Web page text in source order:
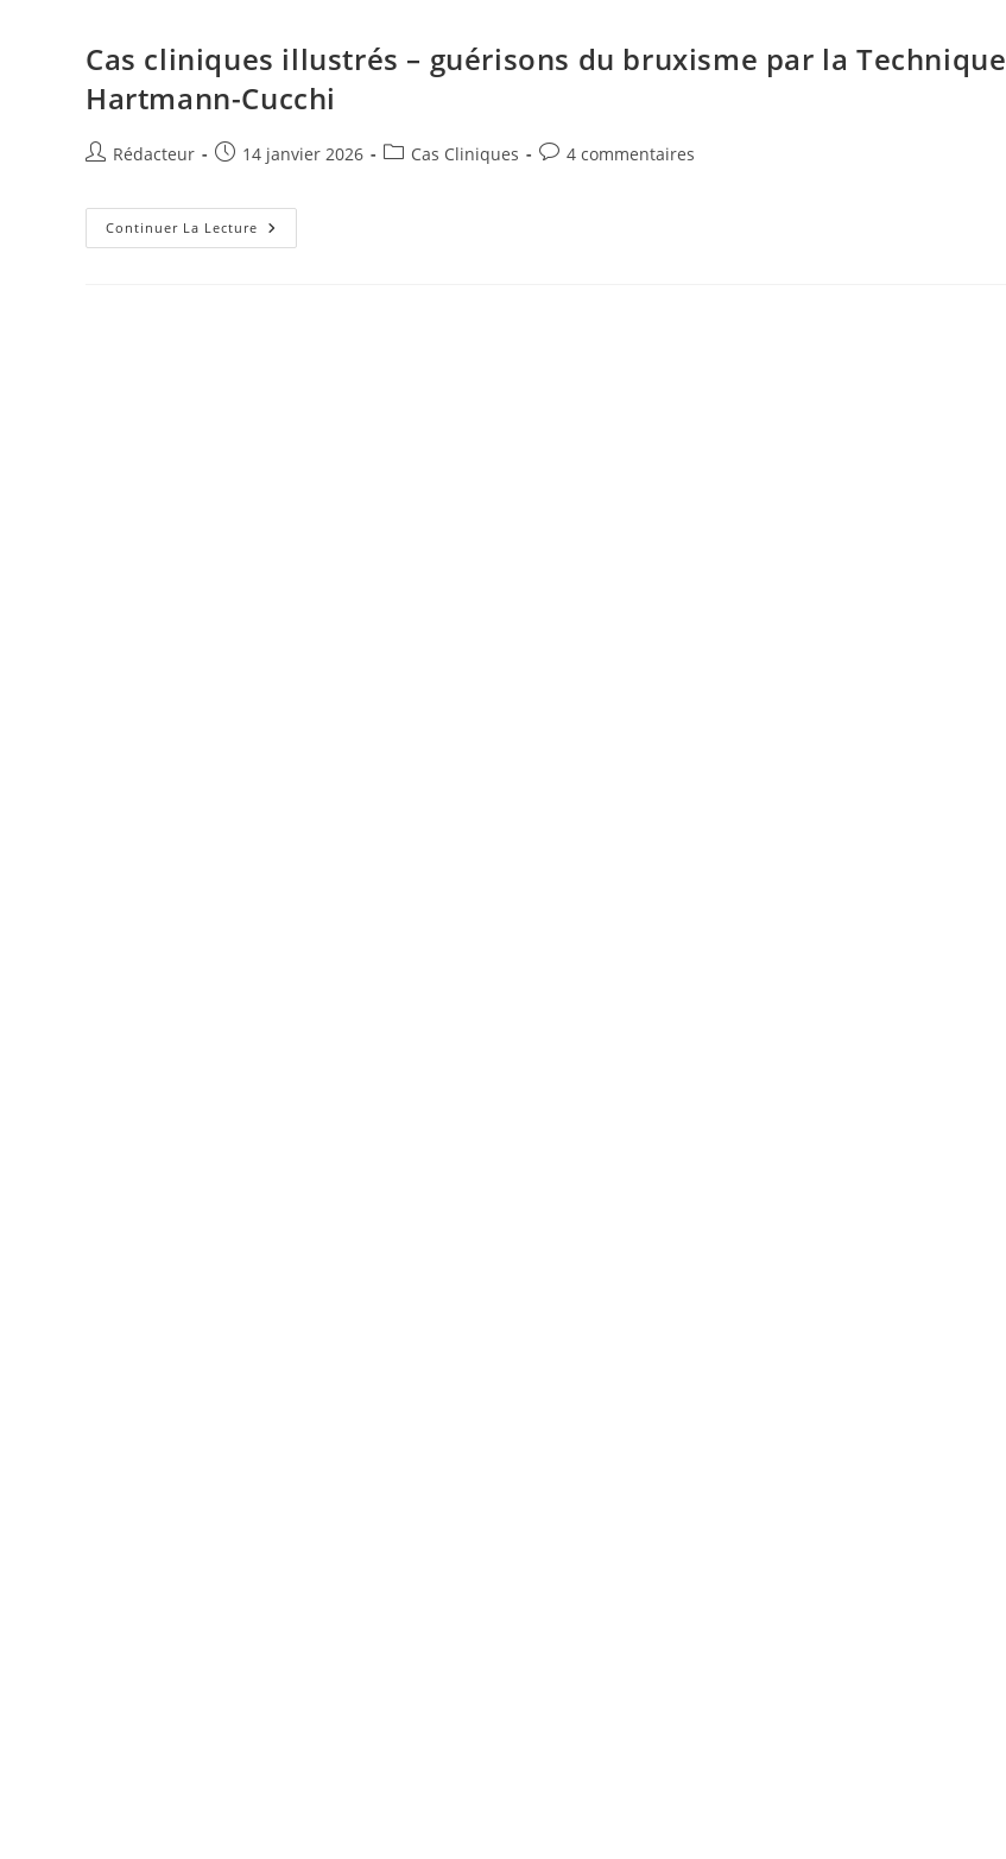
Cas cliniques illustrés – guérisons du bruxisme par la Technique
Hartmann-Cucchi
Auteur/autrice
la
publication :
Rédacteur
Publication
14 janvier 2026
PostCas Cliniques
Commentaires
4 commentaires
Continuer La Lecture Cas
Cliniques